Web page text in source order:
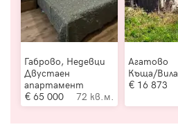
Габрово, Недевци
Двустаен
апартамент
65 000
72 кв.м.
Агатово
Къща/Вила
16 873